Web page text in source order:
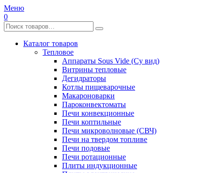
Меню
0
Каталог товаров
Тепловое
Аппараты Sous Vide (Су вид)
Витрины тепловые
Дегидраторы
Котлы пищеварочные
Макароноварки
Пароконвектоматы
Печи конвекционные
Печи коптильные
Печи микроволновые (СВЧ)
Печи на твердом топливе
Печи подовые
Печи ротационные
Плиты индукционные